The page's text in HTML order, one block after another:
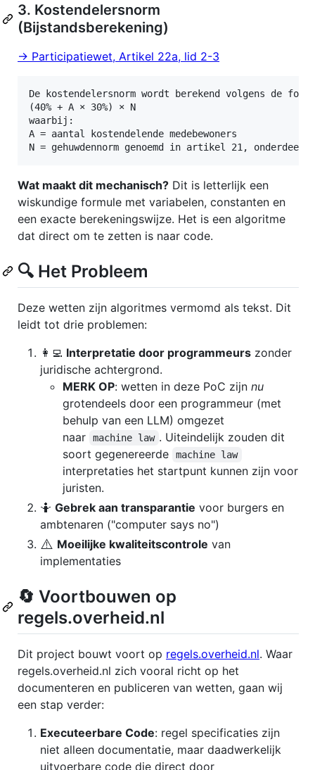
3. Kostendelersnorm
(Bijstandsberekening)
→ Participatiewet, Artikel 22a, lid 2-3
De kostendelersnorm wordt berekend volgens de
(40% + A × 30%) × N
waarbij:
A = aantal kostendelende medebewoners
Wat maakt dit mechanisch? Dit is letterlijk een
wiskundige formule met variabelen, constanten en
een exacte berekeningswijze. Het is een algoritme
dat direct om te zetten is naar code.
🔍 Het Probleem
Deze wetten zijn algoritmes vermomd als tekst. Dit
leidt tot drie problemen:
👩‍💻 Interpretatie door programmeurs zonder
juridische achtergrond.
MERK OP: wetten in deze PoC zijn nu
grotendeels door een programmeur (met
behulp van een LLM) omgezet
naar
machine law . Uiteindelijk zouden dit
soort gegenereerde
machine law
interpretaties het startpunt kunnen zijn voor
juristen.
🤷 Gebrek aan transparantie voor burgers en
ambtenaren ("computer says no")
⚠️ Moeilijke kwaliteitscontrole van
implementaties
🔄 Voortbouwen op
regels.overheid.nl
Dit project bouwt voort op regels.overheid.nl. Waar
regels.overheid.nl zich vooral richt op het
documenteren en publiceren van wetten, gaan wij
een stap verder:
Executeerbare Code: regel specificaties zijn
niet alleen documentatie, maar daadwerkelijk
uitvoerbare code die direct door